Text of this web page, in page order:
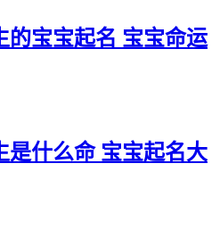
的宝宝起名 宝宝命运
是什么命 宝宝起名大